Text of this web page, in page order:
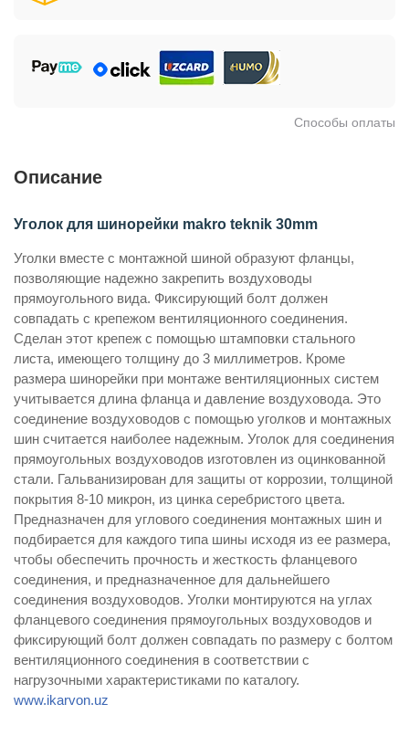
Способы оплаты
Описание
Уголок для шинорейки makro teknik 30mm
Уголки вместе с монтажной шиной образуют фланцы,
позволяющие надежно закрепить воздуховоды
прямоугольного вида. Фиксирующий болт должен
совпадать с крепежом вентиляционного соединения.
Сделан этот крепеж с помощью штамповки стального
листа, имеющего толщину до 3 миллиметров. Кроме
размера шинорейки при монтаже вентиляционных систем
учитывается длина фланца и давление воздуховода. Это
соединение воздуховодов с помощью уголков и монтажных
шин считается наиболее надежным. Уголок для соединения
прямоугольных воздуховодов изготовлен из оцинкованной
стали. Гальванизирован для защиты от коррозии, толщиной
покрытия 8-10 микрон, из цинка серебристого цвета.
Предназначен для углового соединения монтажных шин и
подбирается для каждого типа шины исходя из ее размера,
чтобы обеспечить прочность и жесткость фланцевого
соединения, и предназначенное для дальнейшего
соединения воздуховодов. Уголки монтируются на углах
фланцевого соединения прямоугольных воздуховодов и
фиксирующий болт должен совпадать по размеру с болтом
вентиляционного соединения в соответствии с
нагрузочными характеристиками по каталогу.
www.ikarvon.uz